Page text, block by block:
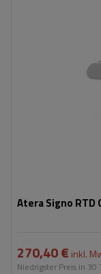
Atera Signo RTD
270,40 € inkl.
Niedrigster Preis in 30